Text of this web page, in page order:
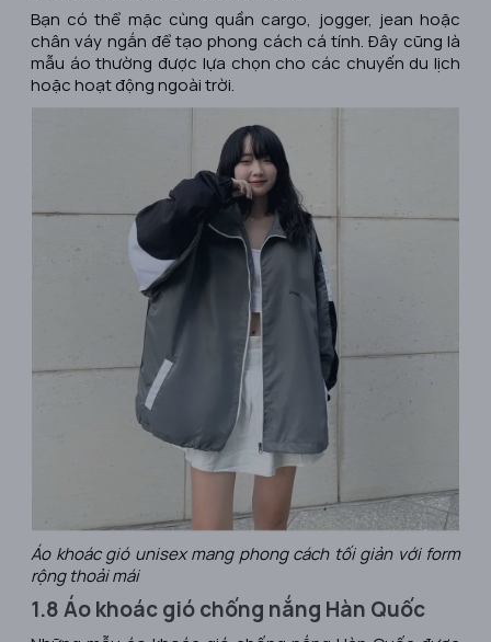
Bạn có thể mặc cùng quần cargo, jogger, jean hoặc
chân váy ngắn để tạo phong cách cá tính. Đây cũng là
mẫu áo thường được lựa chọn cho các chuyến du lịch
hoặc hoạt động ngoài trời.
Áo khoác gió unisex mang phong cách tối giản với form
rộng thoải mái
1.8 Áo khoác gió chống nắng Hàn Quốc